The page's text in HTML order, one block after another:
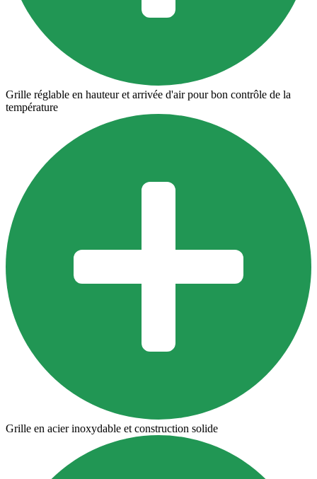
Grille réglable en hauteur et arrivée d'air pour bon contrôle de la
température
Grille en acier inoxydable et construction solide